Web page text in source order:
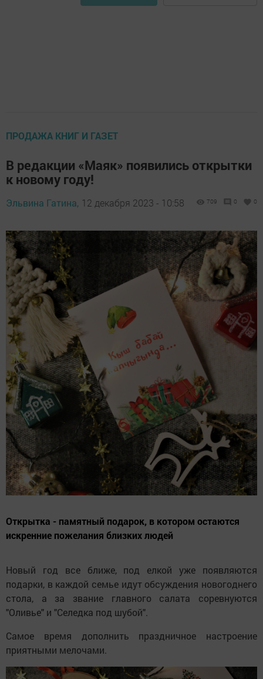
ПРОДАЖА КНИГ И ГАЗЕТ
В редакции «Маяк» появились открытки
к новому году!
Эльвина Гатина, 12 декабря 2023 - 10:58 709 0 0
Открытка - памятный подарок, в котором остаются
искренние пожелания близких людей
Новый год все ближе, под елкой уже появляются
подарки, в каждой семье идут обсуждения новогоднего
стола, а за звание главного салата соревнуются
"Оливье" и "Селедка под шубой".
Самое время дополнить праздничное настроение
приятными мелочами.